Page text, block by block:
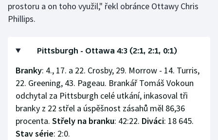
Lyže a snowboard
Olympijské hry
Parasport
Plavání
prostoru a on toho využil," řekl obránce Ottawy Chris
Phillips.
Pittsburgh - Ottawa 4:3 (2:1, 2:1, 0:1)
Branky: 4., 17. a 22. Crosby, 29. Morrow - 14. Turris,
22. Greening, 43. Pageau. Brankář Tomáš Vokoun
odchytal za Pittsburgh celé utkání, inkasoval tři
branky z 22 střel a úspěšnost zásahů měl 86,36
procenta. Střely na branku: 42:22. Diváci: 18 645.
Stav série: 2:0.